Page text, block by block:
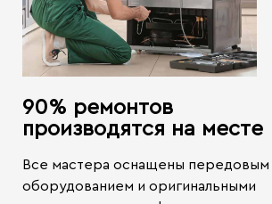
90% ремонтов
производятся на месте​
Все мастера оснащены передовым
оборудованием и оригинальными